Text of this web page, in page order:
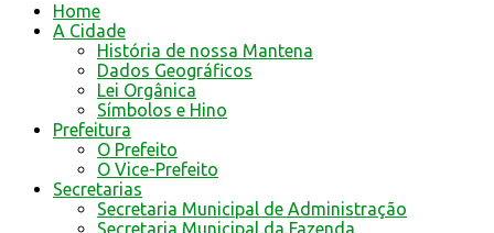
Home
A Cidade
História de nossa Mantena
Dados Geográficos
Lei Orgânica
Símbolos e Hino
Prefeitura
O Prefeito
O Vice-Prefeito
Secretarias
Secretaria Municipal de Administração
Secretaria Municipal da Fazenda